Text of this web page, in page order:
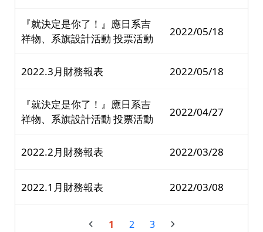
『就決定是你了！』應日系吉
祥物、系旗設計活動 投票活動
2022/05/18
2022.3月財務報表 2022/05/18
『就決定是你了！』應日系吉
祥物、系旗設計活動 投票活動
2022/04/27
2022.2月財務報表 2022/03/28
2022.1月財務報表 2022/03/08
1 2 3